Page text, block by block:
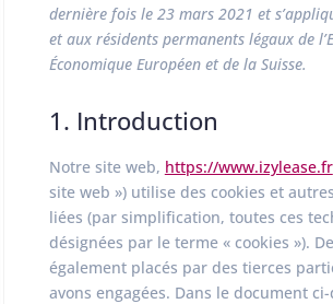
dernière fois le 23 mars 2021 et
et aux résidents permanents légaux de
Économique Européen et de la Suisse.
1. Introduction
Notre site web, https://www.izylease.fr
site web ») utilise des cookies et
liées (par simplification, toutes ces
désignées par le terme « cookies »).
également placés par des tierces
avons engagées. Dans le document